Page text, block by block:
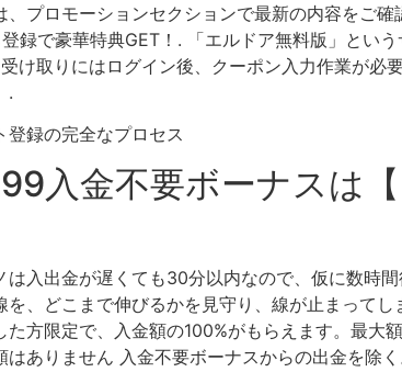
、プロモーションセクションで最新の内容をご
録で豪華特典GET！. 「エルドア無料版」とい
け取りにはログイン後、クーポン入力作業が
.
入金不要ボーナスは
は入出金が遅くても30分以内なので、仮に数時
を、どこまで伸びるかを見守り、線が止まって
た方限定で、入金額の100%がもらえます。最大
はありません 入金不要ボーナスからの出金を除